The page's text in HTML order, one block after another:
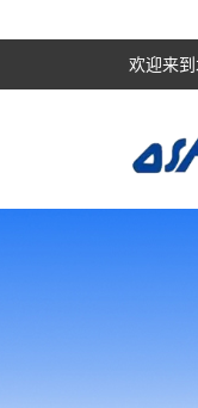
欢迎来到